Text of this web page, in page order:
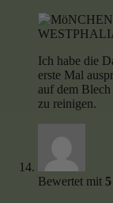
Ich habe die
erste Mal
auf dem Blech
zu reinigen.
Bewertet mit 5